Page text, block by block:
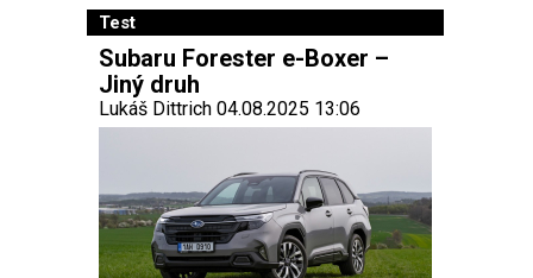
Test
Subaru Forester e-Boxer –
Jiný druh
Lukáš Dittrich 04.08.2025 13:06